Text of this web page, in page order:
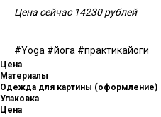
Цена сейчас 14230 рублей
#Yoga #йога #практикайоги
Цена
Материалы
Одежда для картины (оформление)
Упаковка
Цена